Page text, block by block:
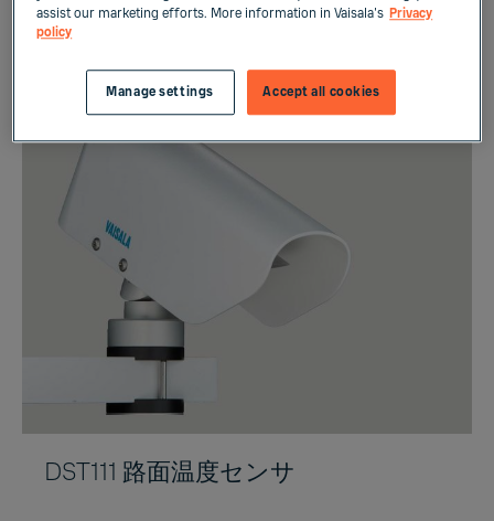
詳細はこちら
DST111 路面温度センサ
assist our marketing efforts. More information in Vaisala's Privacy
policy
Accept all cookies
Manage settings